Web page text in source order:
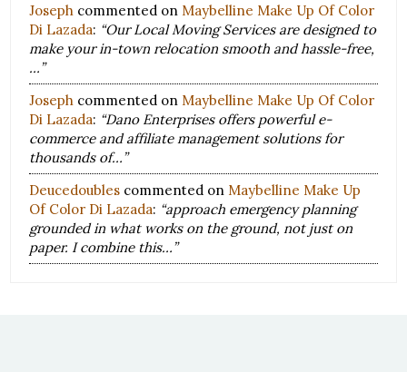
Joseph commented on Maybelline Make Up Of Color
Di Lazada: “Our Local Moving Services are designed to
make your in-town relocation smooth and hassle-free,
…”
Joseph commented on Maybelline Make Up Of Color
Di Lazada: “Dano Enterprises offers powerful e-
commerce and affiliate management solutions for
thousands of…”
Deucedoubles commented on Maybelline Make Up
Of Color Di Lazada: “approach emergency planning
grounded in what works on the ground, not just on
paper. I combine this…”